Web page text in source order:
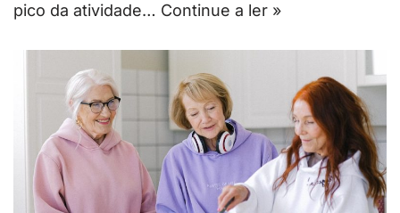
pico da atividade… Continue a ler »